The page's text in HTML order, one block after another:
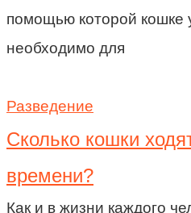
помощью которой кошке
необходимо для
Разведение
Сколько кошки
времени?
Как и в жизни каждого